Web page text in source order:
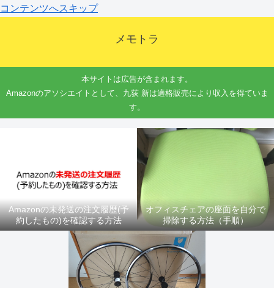
コンテンツへスキップ
メモトラ
本サイトは広告が含まれます。
Amazonのアソシエイトとして、九荻 新は適格販売により収入を得ていま
す。
Amazonの未発送の注文履歴(予
約したもの)を確認する方法
オフィスチェアの座面を自分で
掃除する方法（手順）